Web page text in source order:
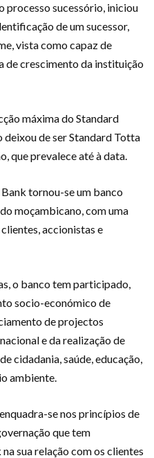
processo sucessório, iniciou
de um sucessor,
vista como capaz de
de crescimento da instituição
máxima do Standard
deixou de ser Standard Totta
que prevalece até à data.
Bank tornou-se um banco
moçambicano, com uma
accionistas e
o banco tem participado,
socio-económico de
de projectos
e da realização de
cidadania, saúde, educação,
ambiente.
se nos princípios de
que tem
sua relação com os clientes